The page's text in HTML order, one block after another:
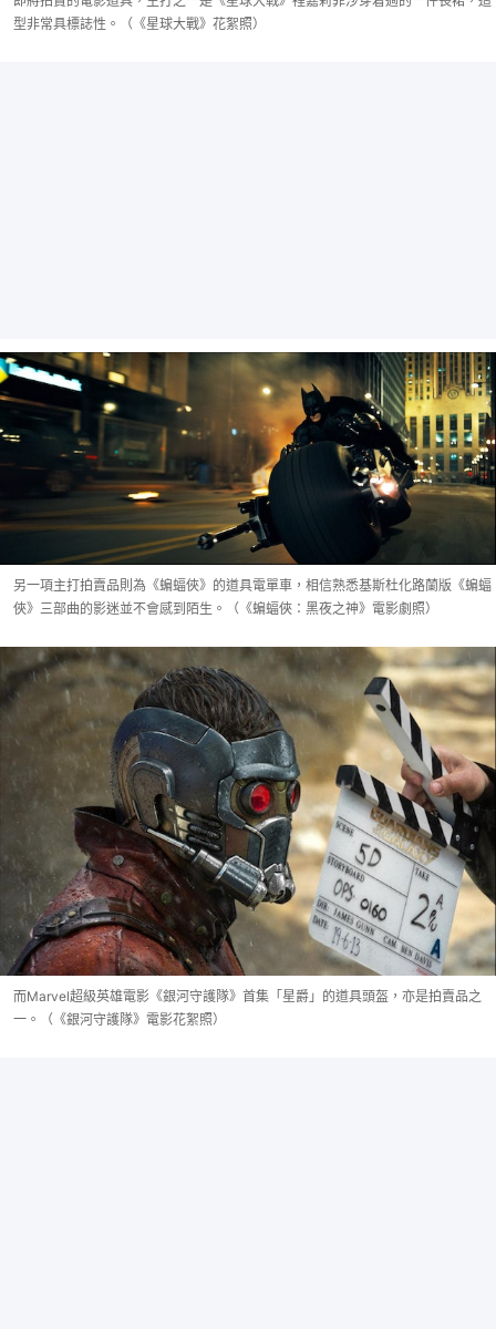
型非常具標誌性。（《星球大戰》花絮照）
另一項主打拍賣品則為《蝙蝠俠》的道具電單車，相信熟悉基斯杜化路蘭版《蝙蝠
俠》三部曲的影迷並不會感到陌生。（《蝙蝠俠：黑夜之神》電影劇照）
而Marvel超級英雄電影《銀河守護隊》首集「星爵」的道具頭盔，亦是拍賣品之
一。（《銀河守護隊》電影花絮照）